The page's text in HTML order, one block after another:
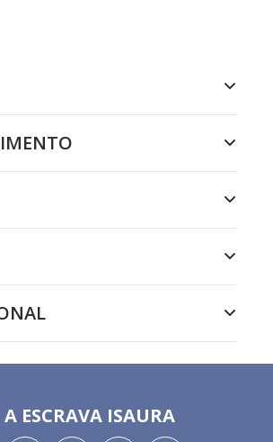
A ESCRAVA ISAURA